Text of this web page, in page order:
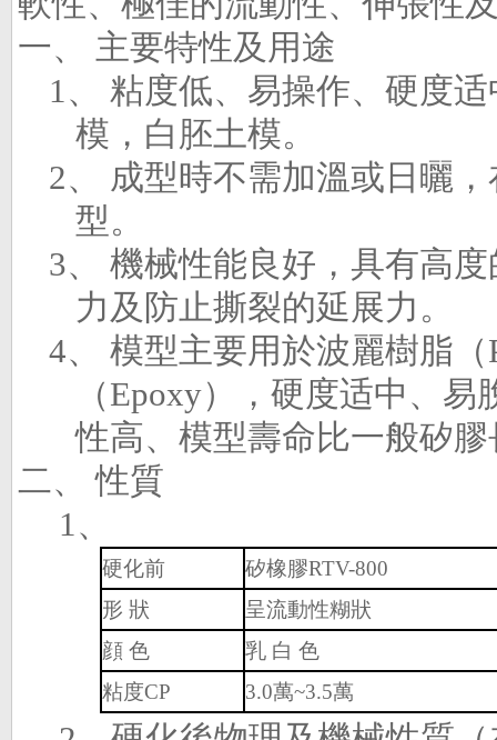
一、 主要特性及用途
1、 粘度低、易操作、硬度适
模， 白胚土模。
2、 成型時不需加溫或日曬
型。
3、 機械性能良好，具有高
力及防止撕裂的延展力。
4、 模型主要用於波麗樹脂（
（Epoxy），硬度适中 、易
性高、模型壽命比一般矽膠
二、性質
1、
硬化前 矽橡膠RTV-800
形 狀
呈流動性糊狀
顔 色 乳 白 色
粘度CP 3.0萬~3.5萬